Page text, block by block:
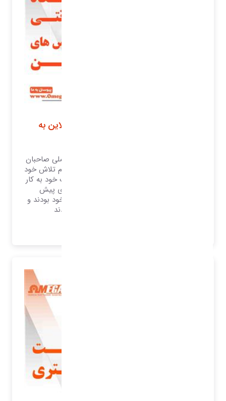
فروشگاه اینترنتی و سرویس های آنلاین به
فروش اینترنتی امروزه به یکی از دغدغه‌های اصلی صاحبان
مشاغل تبدیل‌شده است. همه کسب‌وکارها تمام تلاش خود
را در راستای فروش بیشتر محصولات و خدمات خود به کار
می‌گیرند. صاحبان مشاغل مختلف تا چندی پیش
گوش‌به‌زنگ اخبار و اطلاعات حوزه کسب‌وکار خود بودند و
کاملاً رقبای خود و بازار را رصد می‌کردند